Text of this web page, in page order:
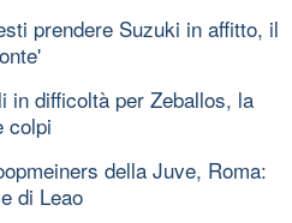
prendere Suzuki in affitto, il
in difficoltà per Zeballos, la
colpi
della Juve, Roma:
di Leao